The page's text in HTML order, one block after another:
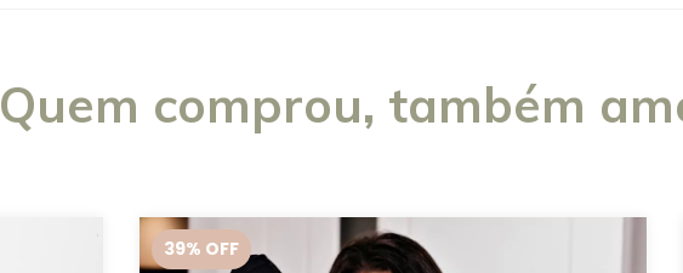
Quem comprou, também
39% OFF